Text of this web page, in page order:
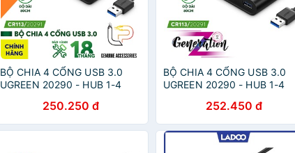
BỘ CHIA 4 CỔNG USB 3.0
UGREEN 20290 - HUB 1-4
250.250 đ
BỘ CHIA 4 CỔNG USB 3.0
UGREEN 20290 - HUB 1-4
252.450 đ